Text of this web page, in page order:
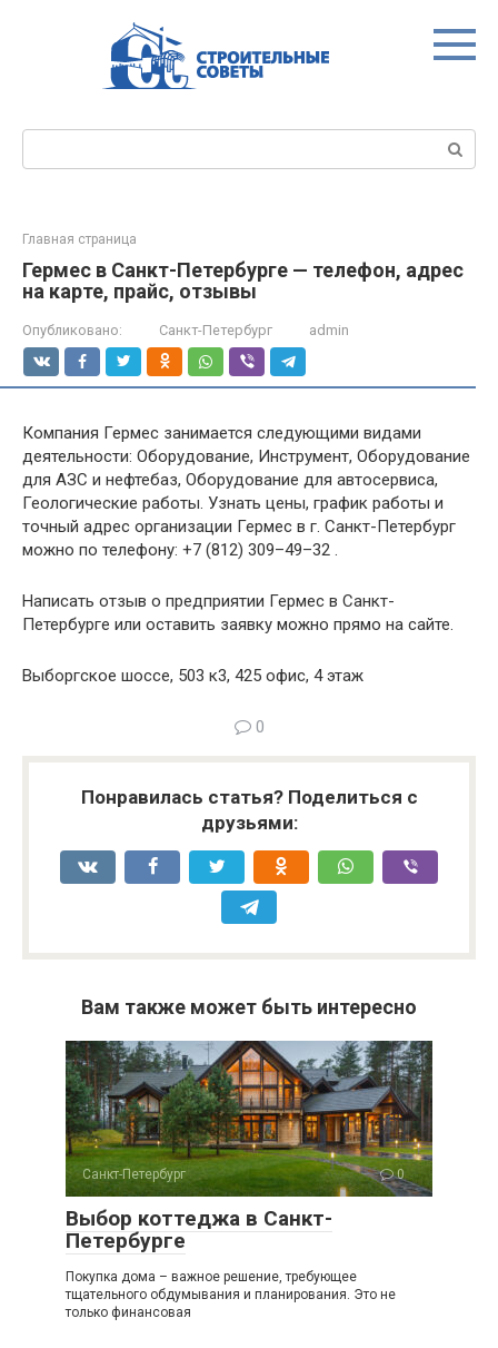
Главная страница
Гермес в Санкт-Петербурге — телефон, адрес
на карте, прайс, отзывы
Опубликовано: Санкт-Петербург admin
Компания Гермес занимается следующими видами
деятельности: Оборудование, Инструмент, Оборудование
для АЗС и нефтебаз, Оборудование для автосервиса,
Геологические работы. Узнать цены, график работы и
точный адрес организации Гермес в г. Санкт-Петербург
можно по телефону: +7 (812) 309–49–32 .
Написать отзыв о предприятии Гермес в Санкт-
Петербурге или оставить заявку можно прямо на сайте.
Выборгское шоссе, 503 к3, 425 офис, 4 этаж
0
Понравилась статья? Поделиться с
друзьями:
Вам также может быть интересно
Санкт-Петербург 0
Выбор коттеджа в Санкт-
Петербурге
Покупка дома – важное решение, требующее
тщательного обдумывания и планирования. Это не
только финансовая